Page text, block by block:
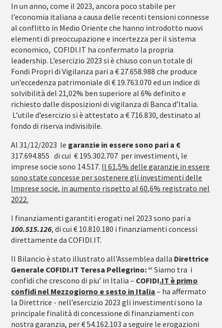
In un anno, come il 2023, ancora poco stabile per
l’economia italiana a causa delle recenti tensioni connesse
al conflitto in Medio Oriente che hanno introdotto nuovi
elementi di preoccupazione e incertezza per il sistema
economico, COFIDI.IT ha confermato la propria
leadership. L’esercizio 2023 si è chiuso con un totale di
Fondi Propri di Vigilanza pari a € 27.658.988 che produce
un’eccedenza patrimoniale di € 19.763.070 ed un indice di
solvibilità del 21,02% ben superiore al 6% definito e
richiesto dalle disposizioni di vigilanza di Banca d’Italia.
L’utile d’esercizio si è attestato a € 716.830, destinato al
fondo di riserva indivisibile.
Al 31/12/2023 le garanzie in essere sono pari a €
317.694.855 di cui € 195.302.707 per investimenti, le
imprese socie sono 14.517. Il 61,5% delle garanzie in essere
sono state concesse per sostenere gli investimenti delle
Imprese socie, in aumento rispetto al 60,6% registrato nel
2022.
I finanziamenti garantiti erogati nel 2023 sono pari a
100.515.126, di cui € 10.810.180 i finanziamenti concessi
direttamente da COFIDI.IT.
Il Bilancio è stato illustrato all'Assemblea dalla Direttrice
Generale COFIDI.IT Teresa Pellegrino: “Siamo tra i
confidi che crescono di piu’ in Italia – COFIDI.IT è primo
confidi nel Mezzogiorno e sesto in Italia – ha affermato
la Direttrice - nell’esercizio 2023 gli investimenti sono la
principale finalità di concessione di finanziamenti con
nostra garanzia, per € 54.162.103 a seguire le erogazioni